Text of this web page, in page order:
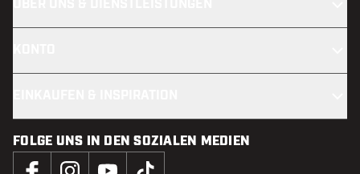
FOLGE UNS IN DEN SOZIALEN MEDIEN